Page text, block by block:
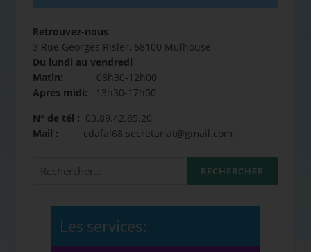
Retrouvez-nous
3 Rue Georges Risler, 68100 Mulhouse
Du lundi au vendredi
Matin: 08h30-12h00
Après midi: 13h30-17h00
N° de tél : 03.89.42.85.20
Mail : cdafal68.secretariat@gmail.com